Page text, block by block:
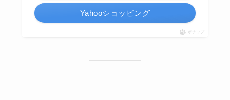
Yahooショッピング
ポチップ